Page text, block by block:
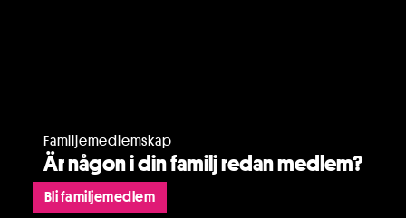
Familjemedlemskap
Är någon i din familj redan medlem?
Bli familjemedlem